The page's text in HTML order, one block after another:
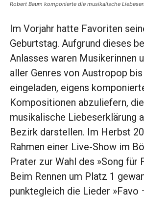
Robert Baum komponierte die musikalische
Im Vorjahr hatte Favoriten
Geburtstag. Aufgrund dieses
Anlasses waren Musikerinnen
aller Genres von Austropop
eingeladen, eigens
Kompositionen abzuliefern,
musikalische Liebeserklärung
Bezirk darstellen. Im Herbst
Rahmen einer Live-Show im
Prater zur Wahl des »Song für
Beim Rennen um Platz 1
punktegleich die Lieder »Favo